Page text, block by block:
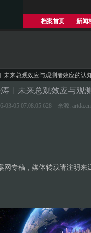
档案首页 新闻
未来总观效应与观测者效应的认
︱未来总观效应与观
03-05 07:08:05.628 来源:
网专稿，媒体转载请注明来